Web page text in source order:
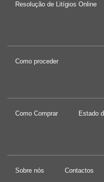
Resolução de Litígios Online
Como proceder
Como Comprar Estado
Sobre nós Contactos